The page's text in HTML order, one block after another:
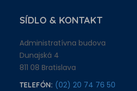
SÍDLO & KONTAKT
Administratívna budova
Dunajská 4
811 08 Bratislava
TELEFÓN: (02) 20 74 76 50